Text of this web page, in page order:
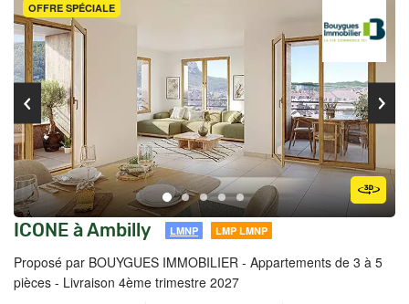
OFFRE SPÉCIALE
ICONE à Ambilly LMNP LMP LMNP
Proposé par BOUYGUES IMMOBILIER - Appartements de 3 à 5
pièces - Livraison 4ème trimestre 2027